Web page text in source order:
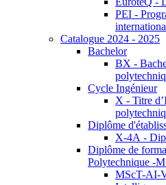
PEI -
Catalogue 2024 - 2025
Bachelor
BX -
Cycle Ingénieur
X - Titre
Diplôme
X-4A -
Diplôme de
Polytechnique -
MScT-AI-